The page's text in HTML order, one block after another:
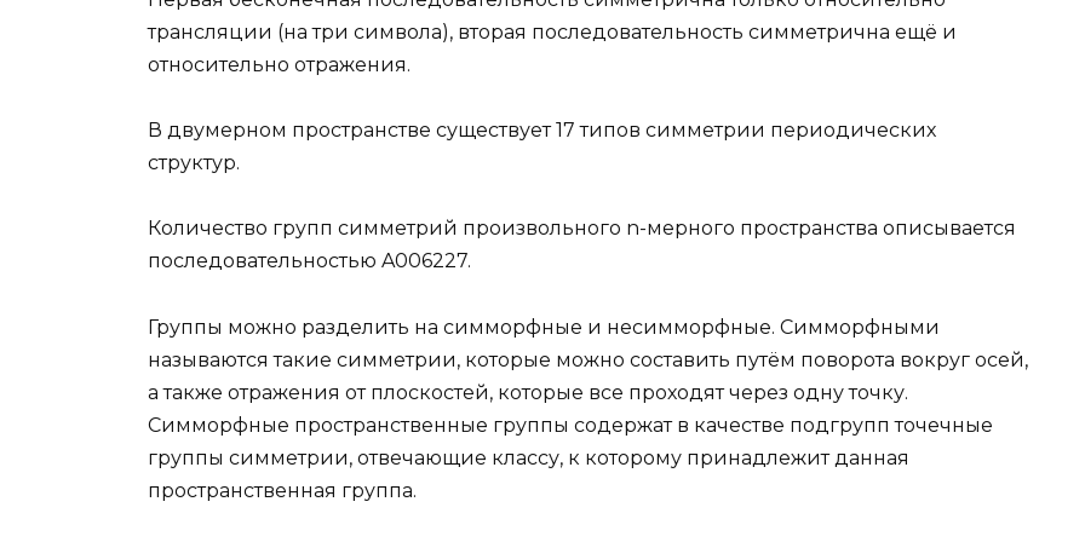
трансляции (на три символа), вторая последовательность симметрична ещё и
относительно отражения.
В двумерном пространстве существует 17 типов симметрии периодических
структур.
Количество групп симметрий произвольного n-мерного пространства описывается
последовательностью A006227.
Группы можно разделить на симморфные и несимморфные. Симморфными
называются такие симметрии, которые можно составить путём поворота вокруг осей,
а также отражения от плоскостей, которые все проходят через одну точку.
Симморфные пространственные группы содержат в качестве подгрупп точечные
группы симметрии, отвечающие классу, к которому принадлежит данная
пространственная группа.